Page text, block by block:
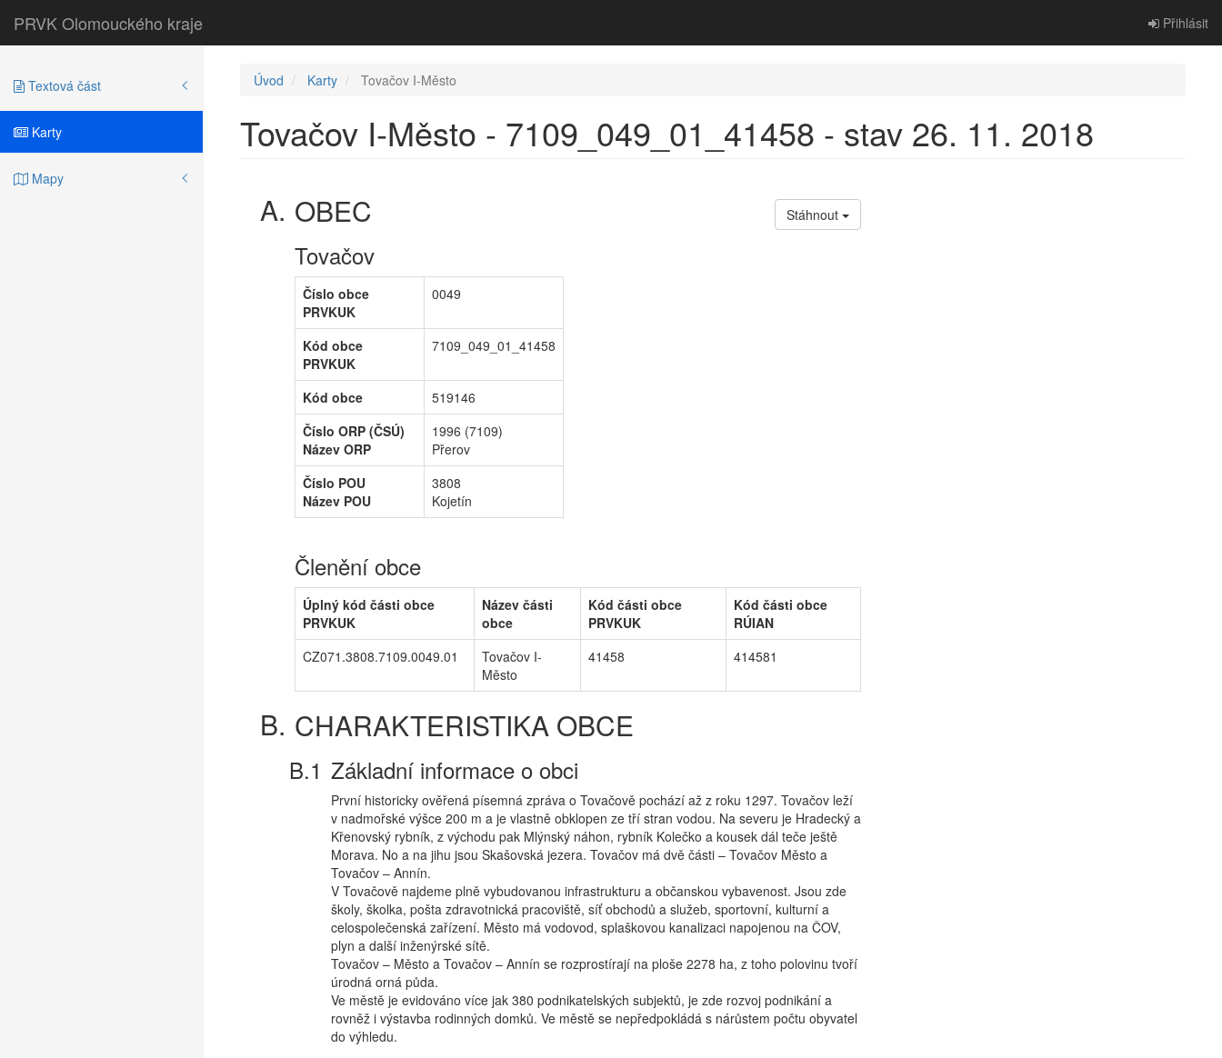
PRVK Olomouckého kraje Přihlásit
Textová část
Karty
Mapy
Úvod Karty Tovačov I-Město
Tovačov I-Město - 7109_049_01_41458 - stav 26. 11. 2018
OBEC Stáhnout
Tovačov
Číslo obce
PRVKUK
0049
Kód obce
PRVKUK
7109_049_01_41458
Kód obce
519146
Číslo ORP (ČSÚ)
Název ORP
1996 (7109)
Přerov
Číslo POU
Název POU
3808
Kojetín
Členění obce
Úplný kód části obce
PRVKUK
Název části
obce
Kód části obce
PRVKUK
Kód části obce
RÚIAN
CZ071.3808.7109.0049.01
Tovačov I-
Město
41458 414581
CHARAKTERISTIKA OBCE
Základní informace o obci
První historicky ověřená písemná zpráva o Tovačově pochází až z roku 1297. Tovačov leží
v nadmořské výšce 200 m a je vlastně obklopen ze tří stran vodou. Na severu je Hradecký a
Křenovský rybník, z východu pak Mlýnský náhon, rybník Kolečko a kousek dál teče ještě
Morava. No a na jihu jsou Skašovská jezera. Tovačov má dvě části – Tovačov Město a
Tovačov – Annín.
V Tovačově najdeme plně vybudovanou infrastrukturu a občanskou vybavenost. Jsou zde
školy, školka, pošta zdravotnická pracoviště, síť obchodů a služeb, sportovní, kulturní a
celospolečenská zařízení. Město má vodovod, splaškovou kanalizaci napojenou na ČOV,
plyn a další inženýrské sítě.
Tovačov – Město a Tovačov – Annín se rozprostírají na ploše 2278 ha, z toho polovinu tvoří
úrodná orná půda.
Ve městě je evidováno více jak 380 podnikatelských subjektů, je zde rozvoj podnikání a
rovněž i výstavba rodinných domků. Ve městě se nepředpokládá s nárůstem počtu obyvatel
do výhledu.